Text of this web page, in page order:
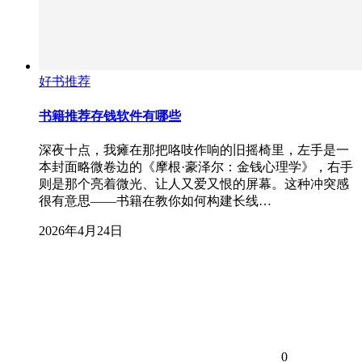
好书推荐
书籍推荐存钱软件有哪些
深夜十点，我瘫在那把咯吱作响的旧摇椅里，左手是一
本封面略微卷边的《摩根·豪泽尔：金钱心理学》，右手
则是那个亮着微光、让人又爱又恨的屏幕。这种冲突感
很有意思——书籍在教你如何构建长线…
2026年4月24日
0